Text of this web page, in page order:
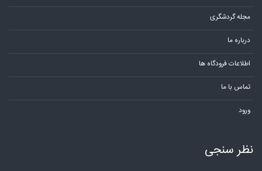
مجله گردشگری
درباره ما
اطلاعات فرودگاه ها
تماس با ما
ورود
نظر سنجی